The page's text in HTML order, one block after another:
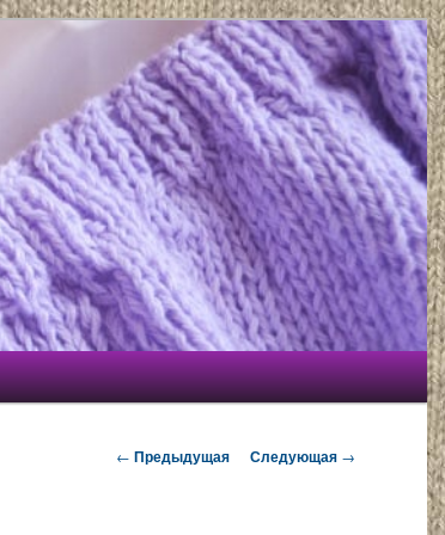
Навигация по записям
← Предыдущая Следующая →